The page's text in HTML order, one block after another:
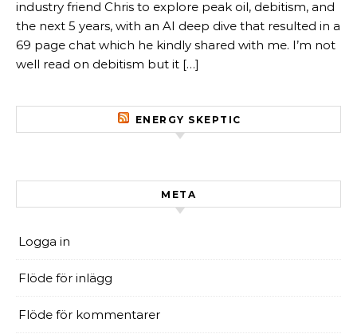
industry friend Chris to explore peak oil, debitism, and
the next 5 years, with an AI deep dive that resulted in a
69 page chat which he kindly shared with me. I’m not
well read on debitism but it […]
ENERGY SKEPTIC
META
Logga in
Flöde för inlägg
Flöde för kommentarer